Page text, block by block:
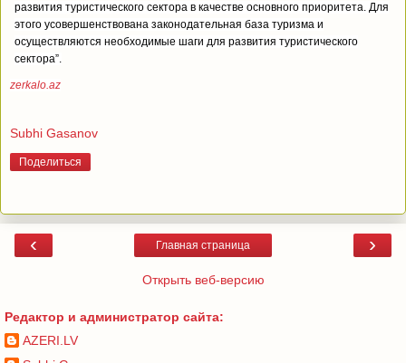
развития туристического сектора в качестве основного приоритета. Для
этого усовершенствована законодательная база туризма и
осуществляются необходимые шаги для развития туристического
сектора”.
zerkalo.az
Subhi Gasanov
Поделиться
‹ ›
Главная страница
Открыть веб-версию
Редактор и администратор сайта:
AZERI.LV